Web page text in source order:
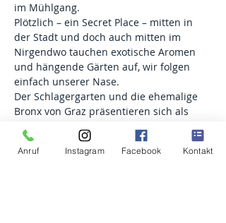
im Mühlgang.
Plötzlich – ein Secret Place – mitten in
der Stadt und doch auch mitten im
Nirgendwo tauchen exotische Aromen
und hängende Gärten auf, wir folgen
einfach unserer Nase.
Der Schlagergarten und die ehemalige
Bronx von Graz präsentieren sich als
zwei gegensätzliche Welten – doch hier
gibt es mehr zu entdecken als man auf
den ersten Blick erwartet. Von
Anruf Instagram Facebook Kontakt